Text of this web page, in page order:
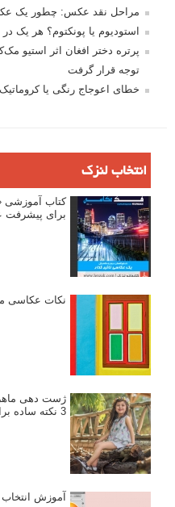
مراحل نقد عکس: چطور یک
استودیوم یا پونکتوم؟ هر یک
پرتره دختر افغان اثر استیو
توجه قرار گرفت
خطای اعوجاج رنگی یا
انتخاب لنزک
کتاب آموزشی
برای
نکات عکاسی
ژست دهی
3 نکته ساده برای بهبود عکاسی پرتره
آموزش